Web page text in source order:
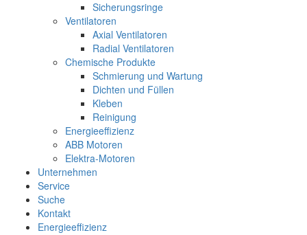
Sicherungsringe
Ventilatoren
Axial Ventilatoren
Radial Ventilatoren
Chemische Produkte
Schmierung und Wartung
Dichten und Füllen
Kleben
Reinigung
Energieeffizienz
ABB Motoren
Elektra-Motoren
Unternehmen
Service
Suche
Kontakt
Energieeffizienz